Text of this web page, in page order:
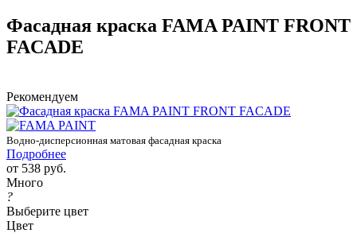
Фасадная краска FAMA PAINT FRONT
FACADE
Рекомендуем
Водно-дисперсионная матовая фасадная краска
Подробнее
от 538 руб.
Много
?
Выберите цвет
Цвет